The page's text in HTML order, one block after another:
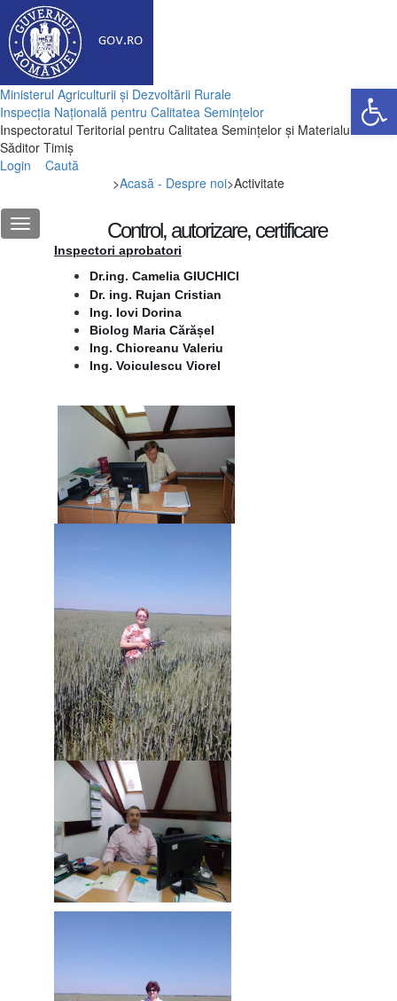
Deschide
Ministerul Agriculturii și Dezvoltării Rurale
Inspecția Națională pentru Calitatea Semințelor
Inspectoratul Teritorial pentru Calitatea Semințelor și Materialului
Săditor Timiș
Login
Caută
>Acasă - Despre noi>Activitate
Control, autorizare, certificare
Inspectori aprobatori
Dr.ing. Camelia GIUCHICI
Dr. ing. Rujan Cristian
Ing. Iovi Dorina
Biolog Maria Cărășel
Ing. Chioreanu Valeriu
Ing. Voiculescu Viorel